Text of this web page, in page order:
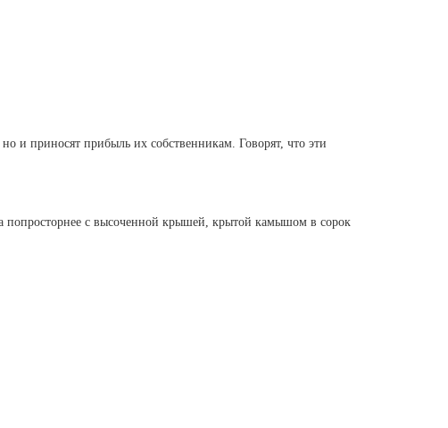
и приносят прибыль их собственникам. Говорят, что эти
с высоченной крышей, крытой камышом в сорок